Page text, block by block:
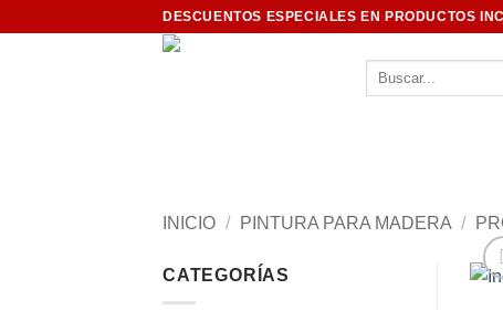
DESCUENTOS ESPECIALES EN PRODUCTOS
Buscar
INICIO / PINTURA PARA MADERA /
CATEGORÍAS